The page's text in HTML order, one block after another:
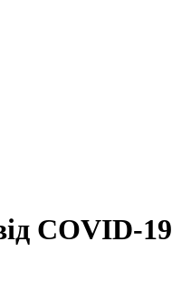
COVID-19